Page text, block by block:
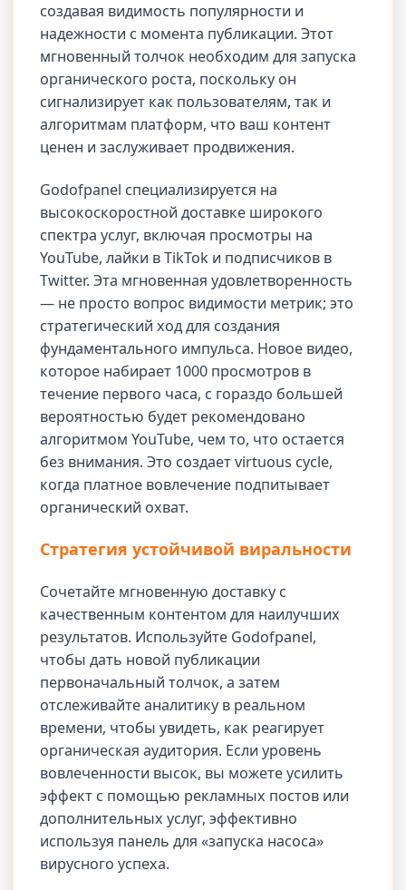
создавая видимость популярности и
надежности с момента публикации. Этот
мгновенный толчок необходим для запуска
органического роста, поскольку он
сигнализирует как пользователям, так и
алгоритмам платформ, что ваш контент
ценен и заслуживает продвижения.
Godofpanel специализируется на
высокоскоростной доставке широкого
спектра услуг, включая просмотры на
YouTube, лайки в TikTok и подписчиков в
Twitter. Эта мгновенная удовлетворенность
— не просто вопрос видимости метрик; это
стратегический ход для создания
фундаментального импульса. Новое видео,
которое набирает 1000 просмотров в
течение первого часа, с гораздо большей
вероятностью будет рекомендовано
алгоритмом YouTube, чем то, что остается
без внимания. Это создает virtuous cycle,
когда платное вовлечение подпитывает
органический охват.
Стратегия устойчивой виральности
Сочетайте мгновенную доставку с
качественным контентом для наилучших
результатов. Используйте Godofpanel,
чтобы дать новой публикации
первоначальный толчок, а затем
отслеживайте аналитику в реальном
времени, чтобы увидеть, как реагирует
органическая аудитория. Если уровень
вовлеченности высок, вы можете усилить
эффект с помощью рекламных постов или
дополнительных услуг, эффективно
используя панель для «запуска насоса»
вирусного успеха.